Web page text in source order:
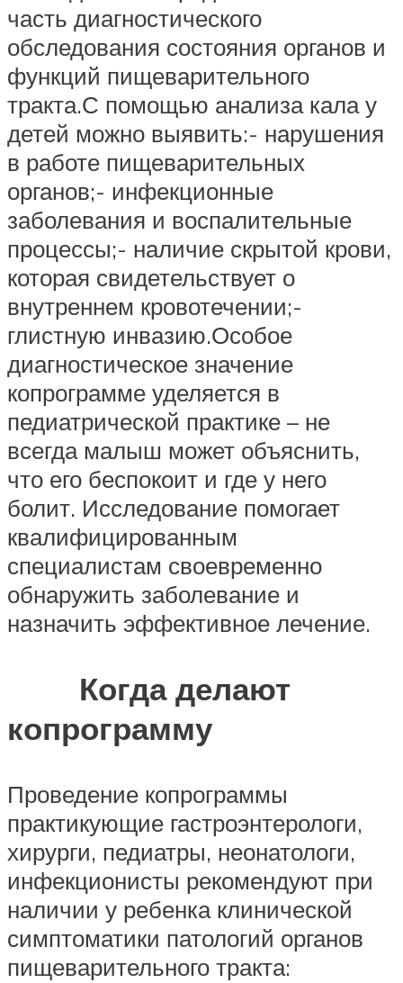
часть диагностического
обследования состояния органов и
функций пищеварительного
тракта.С помощью анализа кала у
детей можно выявить:- нарушения
в работе пищеварительных
органов;- инфекционные
заболевания и воспалительные
процессы;- наличие скрытой крови,
которая свидетельствует о
внутреннем кровотечении;-
глистную инвазию.Особое
диагностическое значение
копрограмме уделяется в
педиатрической практике – не
всегда малыш может объяснить,
что его беспокоит и где у него
болит. Исследование помогает
квалифицированным
специалистам своевременно
обнаружить заболевание и
назначить эффективное лечение.
Когда делают
копрограмму
Проведение копрограммы
практикующие гастроэнтерологи,
хирурги, педиатры, неонатологи,
инфекционисты рекомендуют при
наличии у ребенка клинической
симптоматики патологий органов
пищеварительного тракта: